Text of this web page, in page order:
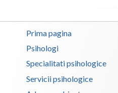
Prima pagina
Psihologi
Specialitati psihologice
Servicii psihologice